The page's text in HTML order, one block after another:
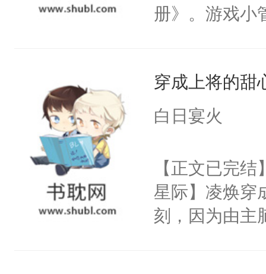
册》。游戏小
小管家：【放
猫：有道理哦
危险，按住
口。”-＃病娇
人能有什么坏
①双洁，互宠
穿成上将的甜
白日宴火
【正文已完
星际】凌焕穿
刻，因为由主